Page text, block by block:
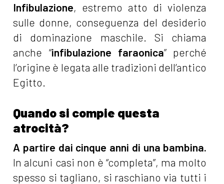
Infibulazione, estremo atto di violenza
sulle donne, conseguenza del desiderio
di dominazione maschile. Si chiama
anche “infibulazione faraonica” perché
l’origine è legata alle tradizioni dell’antico
Egitto.
Quando si compie questa
atrocità?
A partire dai cinque anni di una bambina.
In alcuni casi non è “completa”, ma molto
spesso si tagliano, si raschiano via tutti i